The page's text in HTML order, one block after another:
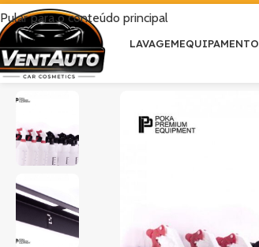
Pular para o conteúdo principal
LAVAGEMEQUIPAMENTO